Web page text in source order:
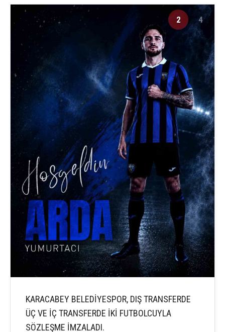
2 4
KARACABEY BELEDİYESPOR, DIŞ TRANSFERDE
ÜÇ VE İÇ TRANSFERDE İKİ FUTBOLCUYLA
SÖZLEŞME İMZALADI.